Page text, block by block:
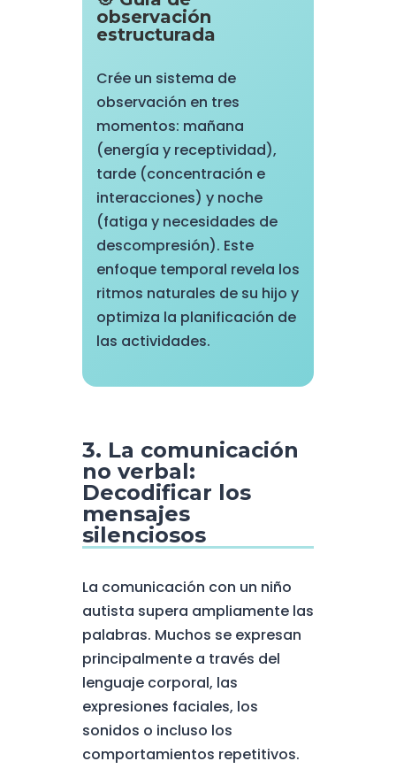
observación
estructurada
Crée un sistema de
observación en tres
momentos: mañana
(energía y receptividad),
tarde (concentración e
interacciones) y noche
(fatiga y necesidades de
descompresión). Este
enfoque temporal revela los
ritmos naturales de su hijo y
optimiza la planificación de
las actividades.
3. La comunicación
no verbal:
Decodificar los
mensajes
silenciosos
La comunicación con un niño
autista supera ampliamente las
palabras. Muchos se expresan
principalmente a través del
lenguaje corporal, las
expresiones faciales, los
sonidos o incluso los
comportamientos repetitivos.